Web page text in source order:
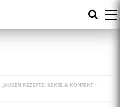
JAUSEN REZEPTE KEKSE & KONFEKT /